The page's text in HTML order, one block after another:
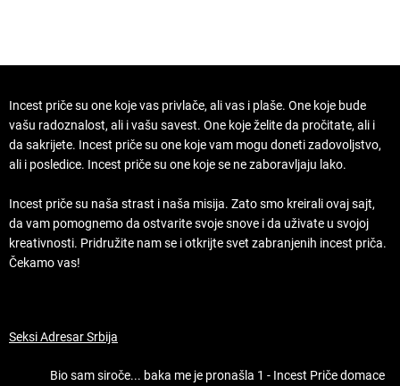
Incest priče su one koje vas privlače, ali vas i plaše. One koje bude
vašu radoznalost, ali i vašu savest. One koje želite da pročitate, ali i
da sakrijete. Incest priče su one koje vam mogu doneti zadovoljstvo,
ali i posledice. Incest priče su one koje se ne zaboravljaju lako.
Incest priče su naša strast i naša misija. Zato smo kreirali ovaj sajt,
da vam pomognemo da ostvarite svoje snove i da uživate u svojoj
kreativnosti. Pridružite nam se i otkrijte svet zabranjenih incest priča.
Čekamo vas!
Seksi Adresar Srbija
Bio sam siroče... baka me je pronašla 1 - Incest Priče domace